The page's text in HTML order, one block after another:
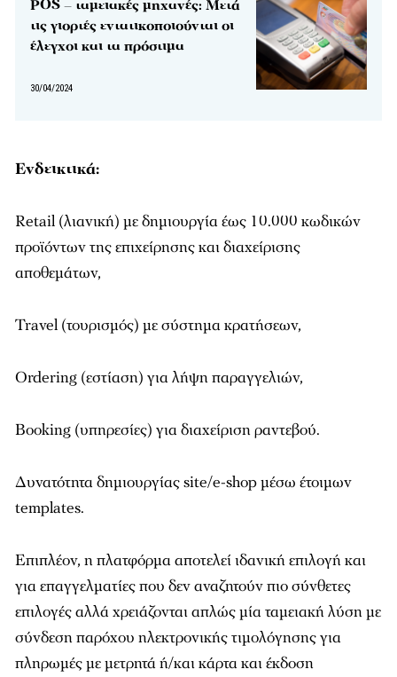
POS – ταμειακές μηχανές: Μετά
τις γιορτές εντατικοποιούνται οι
έλεγχοι και τα πρόστιμα
30/04/2024
Ενδεικτικά:
Retail (λιανική) με δημιουργία έως 10.000 κωδικών
προϊόντων της επιχείρησης και διαχείρισης
αποθεμάτων,
Travel (τουρισμός) με σύστημα κρατήσεων,
Ordering (εστίαση) για λήψη παραγγελιών,
Βooking (υπηρεσίες) για διαχείριση ραντεβού.
Δυνατότητα δημιουργίας site/e-shop μέσω έτοιμων
templates.
Επιπλέον, η πλατφόρμα αποτελεί ιδανική επιλογή και
για επαγγελματίες που δεν αναζητούν πιο σύνθετες
επιλογές αλλά χρειάζονται απλώς μία ταμειακή λύση με
σύνδεση παρόχου ηλεκτρονικής τιμολόγησης για
πληρωμές με μετρητά ή/και κάρτα και έκδοση